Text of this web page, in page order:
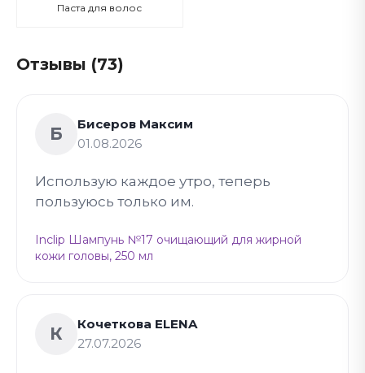
Паста для волос
Отзывы (73)
Б
Бисеров Максим
01.08.2026
Использую каждое утро, теперь
пользуюсь только им.
Inclip Шампунь №17 очищающий для жирной
кожи головы, 250 мл
К
Кочеткова ELENA
27.07.2026